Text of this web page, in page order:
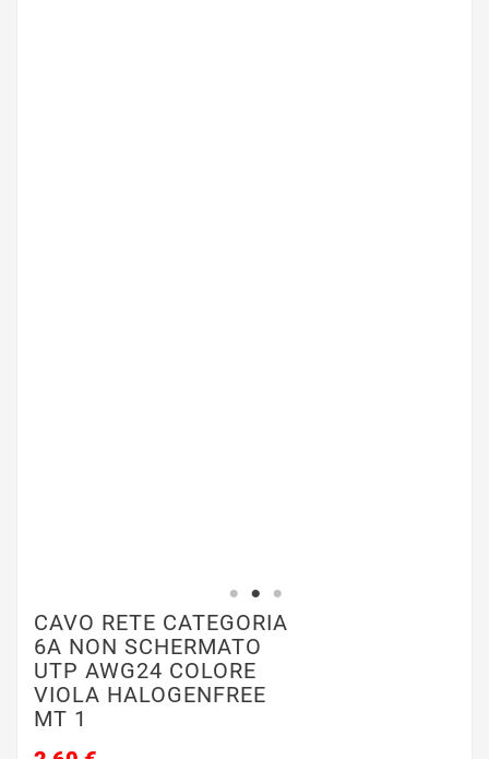
CAVO RETE CATEGORIA
6A NON SCHERMATO
UTP AWG24 COLORE
VIOLA HALOGENFREE
MT 1